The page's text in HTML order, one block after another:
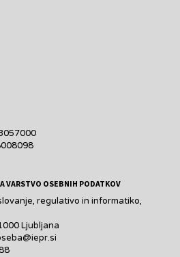
VARSTVO OSEBNIH PODATKOV
regulativo in informatiko,
Ljubljana